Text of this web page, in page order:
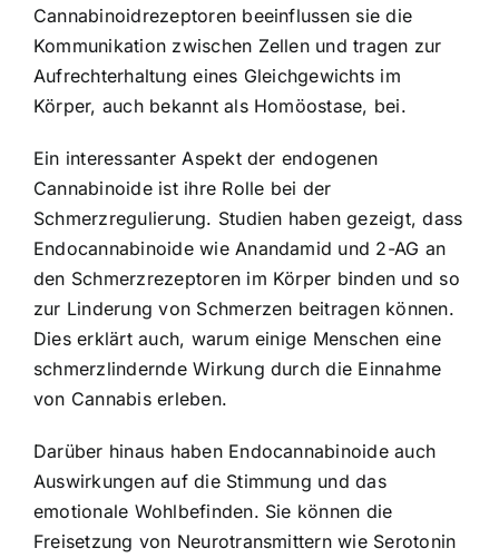
Cannabinoidrezeptoren beeinflussen sie die
Kommunikation zwischen Zellen und tragen zur
Aufrechterhaltung eines Gleichgewichts im
Körper, auch bekannt als Homöostase, bei.
Ein interessanter Aspekt der endogenen
Cannabinoide ist ihre Rolle bei der
Schmerzregulierung. Studien haben gezeigt, dass
Endocannabinoide wie Anandamid und 2-AG an
den Schmerzrezeptoren im Körper binden und so
zur Linderung von Schmerzen beitragen können.
Dies erklärt auch, warum einige Menschen eine
schmerzlindernde Wirkung durch die Einnahme
von Cannabis erleben.
Darüber hinaus haben Endocannabinoide auch
Auswirkungen auf die Stimmung und das
emotionale Wohlbefinden. Sie können die
Freisetzung von Neurotransmittern wie Serotonin